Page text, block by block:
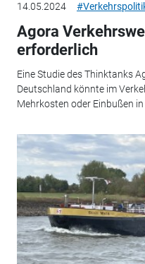
14.05.2024
Agora
erforderlich
Eine Studie des Thinktanks
Deutschland könnte im
Mehrkosten oder Einbußen